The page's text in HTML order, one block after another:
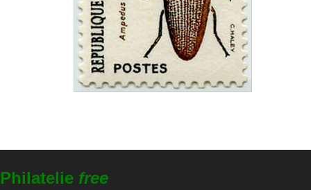
Philatelie free